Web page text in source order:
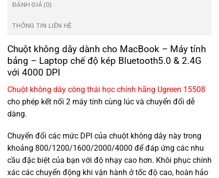
ĐÁNH GIÁ (0)
THÔNG TIN LIÊN HỆ
Chuột không dây dành cho MacBook – Máy tính
bảng – Laptop chế độ kép Bluetooth5.0 & 2.4G
với 4000 DPI
Chuột không dây công thái học chính hãng Ugreen 15508
cho phép kết nối 2 máy tính cùng lúc và chuyển đổi dễ
dàng.
Chuyển đổi các mức DPI của chuột không dây này trong
khoảng 800/1200/1600/2000/4000 để đáp ứng các nhu
cầu đặc biệt của bạn với độ nhạy cao hơn. Khôi phục chính
xác các chuyển động khi vận hành ở tốc độ cao, hoàn hảo